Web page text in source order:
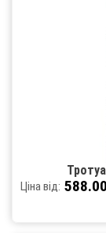
Ціна від: